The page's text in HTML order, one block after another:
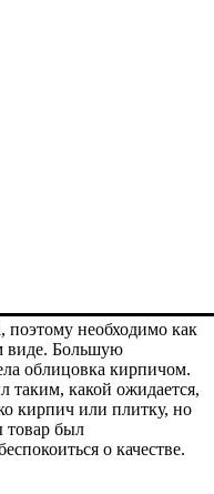
поэтому необходимо как
виде. Большую
облицовка кирпичом.
таким, какой ожидается,
кирпич или плитку, но
товар был
о качестве.